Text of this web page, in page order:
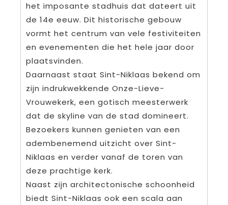
het imposante stadhuis dat dateert uit
de 14e eeuw. Dit historische gebouw
vormt het centrum van vele festiviteiten
en evenementen die het hele jaar door
plaatsvinden.
Daarnaast staat Sint-Niklaas bekend om
zijn indrukwekkende Onze-Lieve-
Vrouwekerk, een gotisch meesterwerk
dat de skyline van de stad domineert.
Bezoekers kunnen genieten van een
adembenemend uitzicht over Sint-
Niklaas en verder vanaf de toren van
deze prachtige kerk.
Naast zijn architectonische schoonheid
biedt Sint-Niklaas ook een scala aan